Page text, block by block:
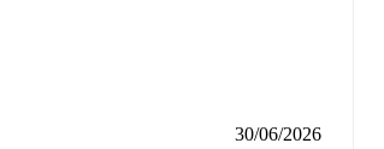
30/06/2026